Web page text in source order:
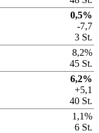
0,5%
-7,7
3 St.
8,2%
45 St.
6,2%
+5,1
40 St.
1,1%
6 St.